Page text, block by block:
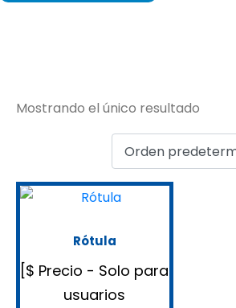
Mostrando el único resultado
Rótula
[$ Precio - Solo para
usuarios